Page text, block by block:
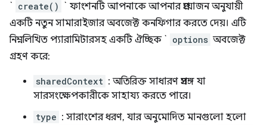
` create()
` ফাংশনটি আপনাকে আপনার প্রয়োজন অনুযায়ী
একটি নতুন সামারাইজার অবজেক্ট কনফিগার করতে দেয়। এটি
নিম্নলিখিত প্যারামিটারসহ একটি ঐচ্ছিক ` options অবজেক্ট
গ্রহণ করে:
sharedContext : অতিরিক্ত সাধারণ প্রসঙ্গ যা
সারসংক্ষেপকারীকে সাহায্য করতে পারে।
type : সারাংশের ধরণ, যার অনুমোদিত মানগুলো হলো